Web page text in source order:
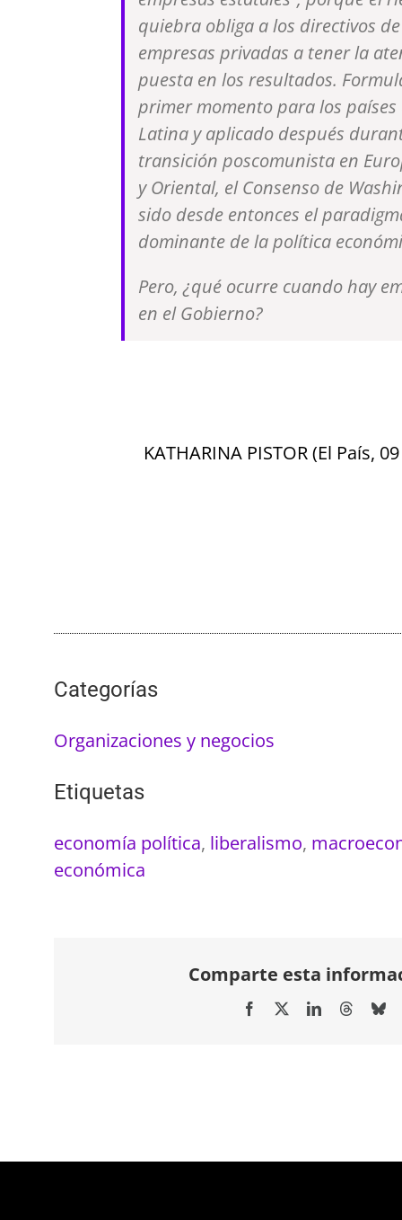
quiebra obliga a los directivos
empresas privadas a tener la
puesta en los resultados.
primer momento para los países
Latina y aplicado después
transición poscomunista en
y Oriental, el Consenso de
sido desde entonces el
dominante de la política
Pero, ¿qué ocurre cuando hay
en el Gobierno?
KATHARINA PISTOR (El País,
Categorías
Organizaciones y negocios
Etiquetas
economía política, liberalismo,
económica
Comparte esta
Facebook
X LinkedInThreads